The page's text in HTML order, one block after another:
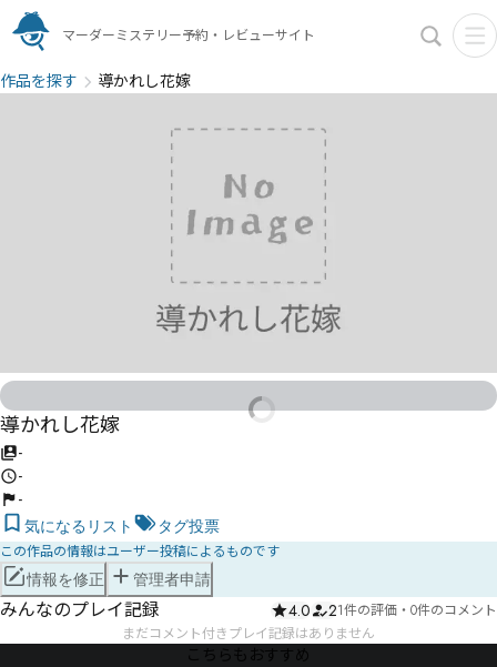
マーダーミステリー予約・レビューサイト
作品を探す 導かれし花嫁
導かれし花嫁
-
-
-
気になるリスト タグ投票
この作品の情報はユーザー投稿によるものです
情報を修正 管理者申請
みんなのプレイ記録 4.0 21件の評価 ・ 0件のコメント
まだコメント付きプレイ記録はありません
こちらもおすすめ